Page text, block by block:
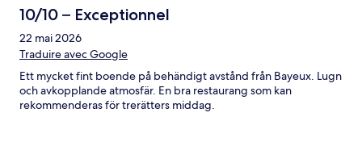
10/10 – Exceptionnel
22 mai 2026
Traduire avec Google
Ett mycket fint boende på behändigt avstånd från Bayeux. Lugn
och avkopplande atmosfär. En bra restaurang som kan
rekommenderas för trerätters middag.